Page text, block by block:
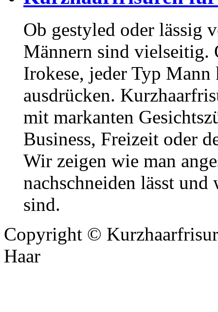
Ob gestyled oder lässig
Männern sind vielseitig.
Irokese, jeder Typ
ausdrücken.
mit markanten
Business, Freizeit oder
Wir zeigen wie man
nachschneiden lässt und
sind.
Copyright ©
Haar